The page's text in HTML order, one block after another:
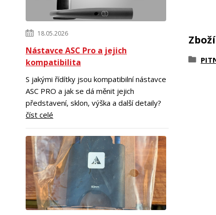
18.05.2026
Nástavce ASC Pro a jejich
kompatibilita
S jakými řídítky jsou kompatibilní nástavce
ASC PRO a jak se dá měnit jejich
představení, sklon, výška a další detaily?
číst celé